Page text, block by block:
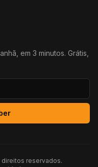
em 3 minutos. Grátis,
reservados.